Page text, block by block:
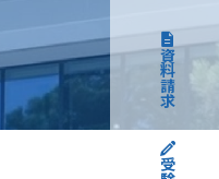
資料請求